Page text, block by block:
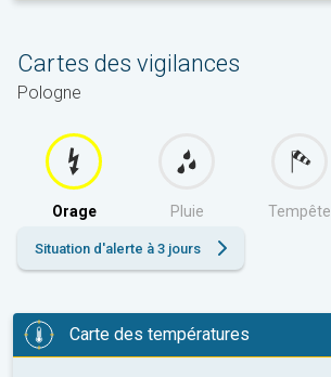
Cartes des vigilances
Pologne
Orage Pluie Tempête
Situation d'alerte à 3 jours
Carte des températures